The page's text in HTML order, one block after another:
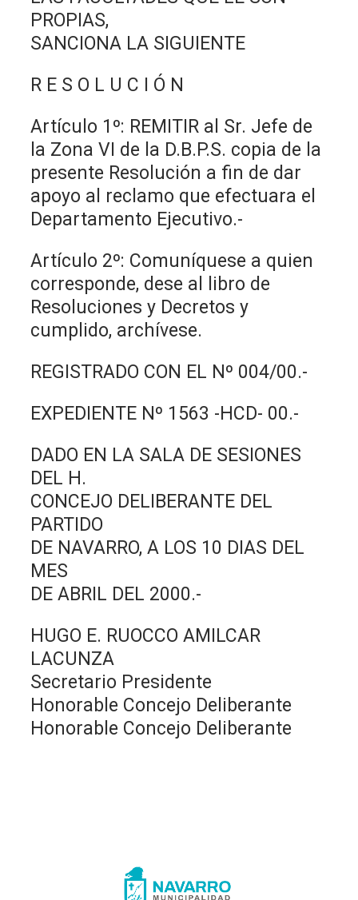
PROPIAS,
SANCIONA LA SIGUIENTE
R E S O L U C I Ó N
Artículo 1º: REMITIR al Sr. Jefe de
la Zona VI de la D.B.P.S. copia de la
presente Resolución a fin de dar
apoyo al reclamo que efectuara el
Departamento Ejecutivo.-
Artículo 2º: Comuníquese a quien
corresponde, dese al libro de
Resoluciones y Decretos y
cumplido, archívese.
REGISTRADO CON EL Nº 004/00.-
EXPEDIENTE Nº 1563 -HCD- 00.-
DADO EN LA SALA DE SESIONES
DEL H.
CONCEJO DELIBERANTE DEL
PARTIDO
DE NAVARRO, A LOS 10 DIAS DEL
MES
DE ABRIL DEL 2000.-
HUGO E. RUOCCO AMILCAR
LACUNZA
Secretario Presidente
Honorable Concejo Deliberante
Honorable Concejo Deliberante